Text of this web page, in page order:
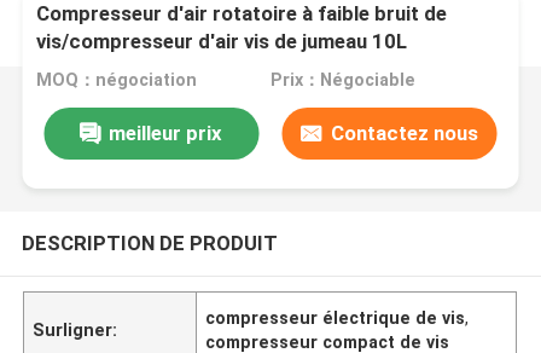
Compresseur d'air rotatoire à faible bruit de
vis/compresseur d'air vis de jumeau 10L
MOQ：négociation Prix：Négociable
meilleur prix Contactez nous
DESCRIPTION DE PRODUIT
Surligner:
compresseur électrique de vis,
compresseur compact de vis